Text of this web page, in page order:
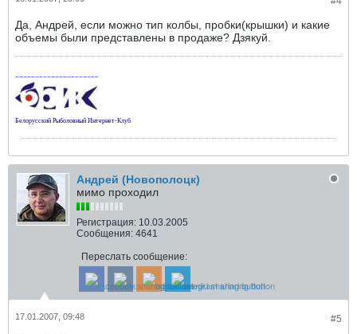
Да, Андрей, если можно тип колбы, пробки(крышки) и какие
объемы были представлены в продаже? Дзякуй.
~~~~~~~~~~~~~~~~~~~~~
Белорусский Рыболовный Интернет-Клуб
Андрей (Новополоцк)
мимо проходил
Регистрация: 10.03.2005
Сообщения: 4641
Переслать сообщение:
#5
17.01.2007, 09:48